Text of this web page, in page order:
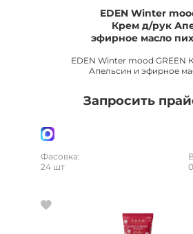
EDEN Winter
Крем д/рук
эфирное масло
EDEN Winter mood GREEN
Апельсин и эфирное
Запросить
Фасовка:
24 шт